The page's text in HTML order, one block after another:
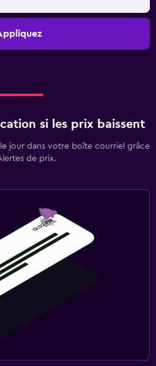
si les prix baissent
le jour dans votre boîte courriel grâce
de prix.